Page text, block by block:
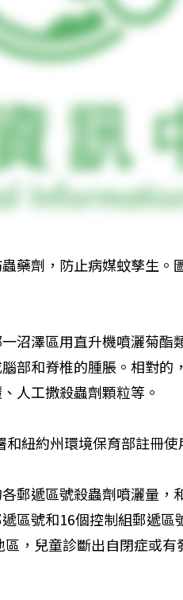
藥劑，防止病媒蚊孳生。
沼澤區用直升機噴灑菊酯
部和脊椎的腫脹。相對的
人工撒殺蟲劑顆粒等。
紐約州環境保育部註冊使
郵遞區號殺蟲劑噴灑量，
區號和16個控制組郵遞區
，兒童診斷出自閉症或